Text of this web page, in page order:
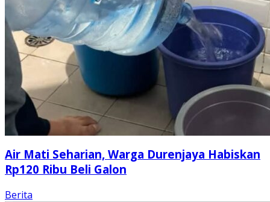
Air Mati Seharian, Warga Durenjaya Habiskan
Rp120 Ribu Beli Galon
Berita